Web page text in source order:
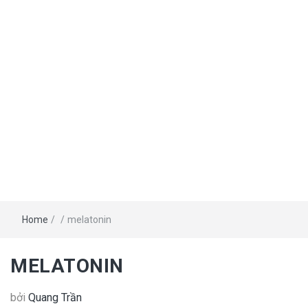
Home / / melatonin
MELATONIN
bởi Quang Trần